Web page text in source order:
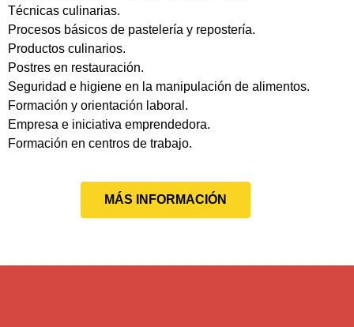
Técnicas culinarias.
Procesos básicos de pastelería y repostería.
Productos culinarios.
Postres en restauración.
Seguridad e higiene en la manipulación de alimentos.
Formación y orientación laboral.
Empresa e iniciativa emprendedora.
Formación en centros de trabajo.
MÁS INFORMACIÓN